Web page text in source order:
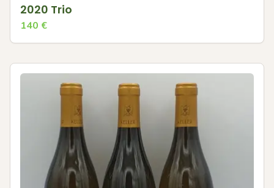
2020 Trio
140 €